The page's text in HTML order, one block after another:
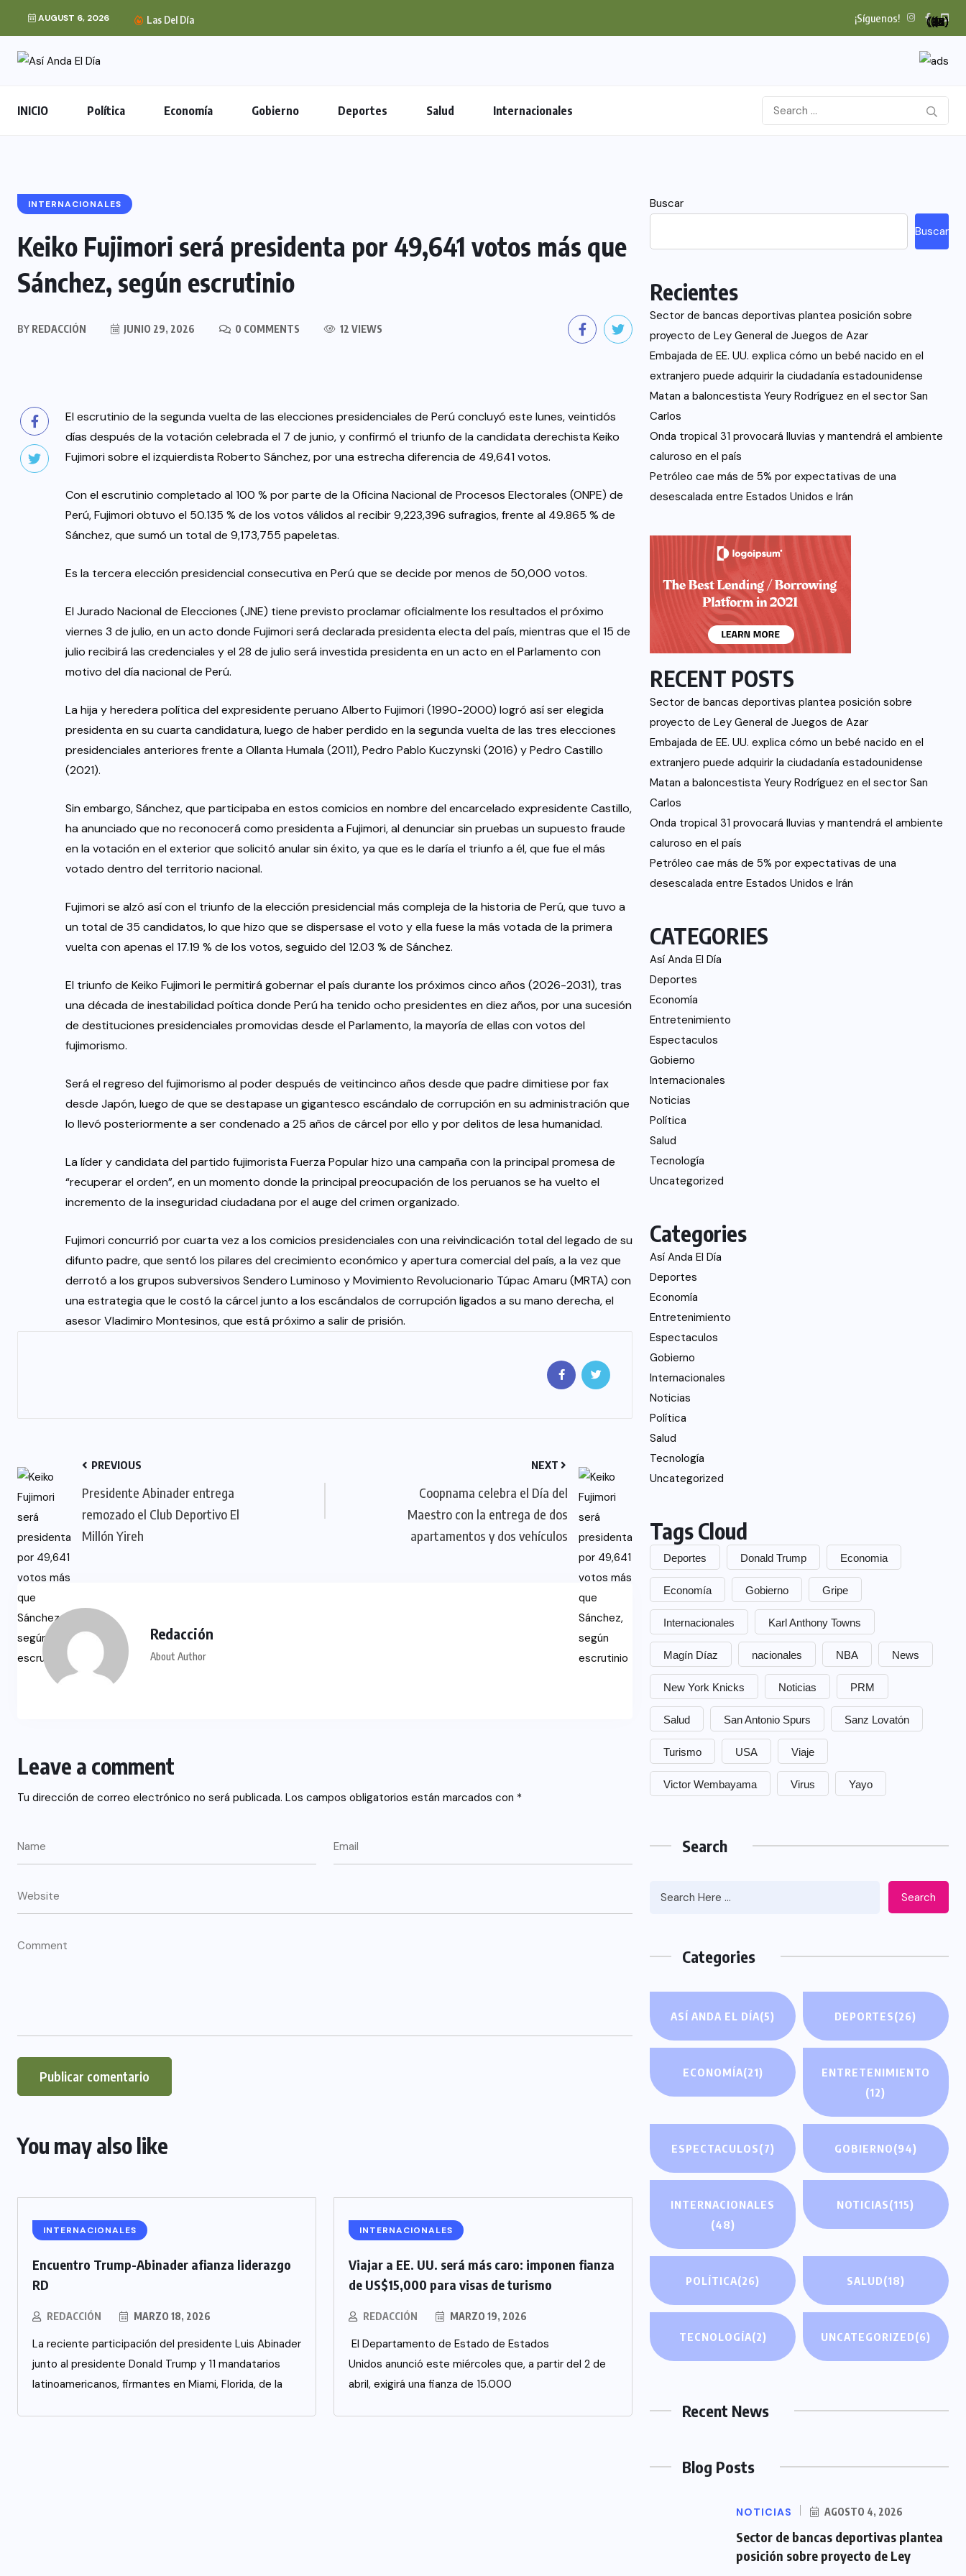
AUGUST 6, 2026 Las Del Día ¡Síguenos!
INICIO Política Economía Gobierno Deportes Salud Internacionales
INTERNACIONALES
Keiko Fujimori será presidenta por 49,641 votos más que
Sánchez, según escrutinio
BY REDACCIÓN JUNIO 29, 2026 0 COMMENTS 12 VIEWS
El escrutinio de la segunda vuelta de las elecciones presidenciales de Perú concluyó este lunes, veintidós
días después de la votación celebrada el 7 de junio, y confirmó el triunfo de la candidata derechista Keiko
Fujimori sobre el izquierdista Roberto Sánchez, por una estrecha diferencia de 49,641 votos.
Con el escrutinio completado al 100 % por parte de la Oficina Nacional de Procesos Electorales (ONPE) de
Perú, Fujimori obtuvo el 50.135 % de los votos válidos al recibir 9,223,396 sufragios, frente al 49.865 % de
Sánchez, que sumó un total de 9,173,755 papeletas.
Es la tercera elección presidencial consecutiva en Perú que se decide por menos de 50,000 votos.
El Jurado Nacional de Elecciones (JNE) tiene previsto proclamar oficialmente los resultados el próximo
viernes 3 de julio, en un acto donde Fujimori será declarada presidenta electa del país, mientras que el 15 de
julio recibirá las credenciales y el 28 de julio será investida presidenta en un acto en el Parlamento con
motivo del día nacional de Perú.
La hija y heredera política del expresidente peruano Alberto Fujimori (1990-2000) logró así ser elegida
presidenta en su cuarta candidatura, luego de haber perdido en la segunda vuelta de las tres elecciones
presidenciales anteriores frente a Ollanta Humala (2011), Pedro Pablo Kuczynski (2016) y Pedro Castillo
(2021).
Sin embargo, Sánchez, que participaba en estos comicios en nombre del encarcelado expresidente Castillo,
ha anunciado que no reconocerá como presidenta a Fujimori, al denunciar sin pruebas un supuesto fraude
en la votación en el exterior que solicitó anular sin éxito, ya que es le daría el triunfo a él, que fue el más
votado dentro del territorio nacional.
Fujimori se alzó así con el triunfo de la elección presidencial más compleja de la historia de Perú, que tuvo a
un total de 35 candidatos, lo que hizo que se dispersase el voto y ella fuese la más votada de la primera
vuelta con apenas el 17.19 % de los votos, seguido del 12.03 % de Sánchez.
El triunfo de Keiko Fujimori le permitirá gobernar el país durante los próximos cinco años (2026-2031), tras
una década de inestabilidad poítica donde Perú ha tenido ocho presidentes en diez años, por una sucesión
de destituciones presidenciales promovidas desde el Parlamento, la mayoría de ellas con votos del
fujimorismo.
Será el regreso del fujimorismo al poder después de veitincinco años desde que padre dimitiese por fax
desde Japón, luego de que se destapase un gigantesco escándalo de corrupción en su administración que
lo llevó posteriormente a ser condenado a 25 años de cárcel por ello y por delitos de lesa humanidad.
La líder y candidata del partido fujimorista Fuerza Popular hizo una campaña con la principal promesa de
“recuperar el orden”, en un momento donde la principal preocupación de los peruanos se ha vuelto el
incremento de la inseguridad ciudadana por el auge del crimen organizado.
Fujimori concurrió por cuarta vez a los comicios presidenciales con una reivindicación total del legado de su
difunto padre, que sentó los pilares del crecimiento económico y apertura comercial del país, a la vez que
derrotó a los grupos subversivos Sendero Luminoso y Movimiento Revolucionario Túpac Amaru (MRTA) con
una estrategia que le costó la cárcel junto a los escándalos de corrupción ligados a su mano derecha, el
asesor Vladimiro Montesinos, que está próximo a salir de prisión.
PREVIOUS
Presidente Abinader entrega
remozado el Club Deportivo El
Millón Yireh
NEXT
Coopnama celebra el Día del
Maestro con la entrega de dos
apartamentos y dos vehículos
Redacción
About Author
Leave a comment
Tu dirección de correo electrónico no será publicada. Los campos obligatorios están marcados con *
You may also like
INTERNACIONALES
Encuentro Trump-Abinader afianza liderazgo
RD
REDACCIÓN MARZO 18, 2026
La reciente participación del presidente Luis Abinader
junto al presidente Donald Trump y 11 mandatarios
latinoamericanos, firmantes en Miami, Florida, de la
INTERNACIONALES
Viajar a EE. UU. será más caro: imponen fianza
de US$15,000 para visas de turismo
REDACCIÓN MARZO 19, 2026
El Departamento de Estado de Estados
Unidos anunció este miércoles que, a partir del 2 de
abril, exigirá una fianza de 15.000
Buscar
Buscar
Recientes
Sector de bancas deportivas plantea posición sobre
proyecto de Ley General de Juegos de Azar
Embajada de EE. UU. explica cómo un bebé nacido en el
extranjero puede adquirir la ciudadanía estadounidense
Matan a baloncestista Yeury Rodríguez en el sector San
Carlos
Onda tropical 31 provocará lluvias y mantendrá el ambiente
caluroso en el país
Petróleo cae más de 5% por expectativas de una
desescalada entre Estados Unidos e Irán
RECENT POSTS
Sector de bancas deportivas plantea posición sobre
proyecto de Ley General de Juegos de Azar
Embajada de EE. UU. explica cómo un bebé nacido en el
extranjero puede adquirir la ciudadanía estadounidense
Matan a baloncestista Yeury Rodríguez en el sector San
Carlos
Onda tropical 31 provocará lluvias y mantendrá el ambiente
caluroso en el país
Petróleo cae más de 5% por expectativas de una
desescalada entre Estados Unidos e Irán
CATEGORIES
Así Anda El Día
(5)
Deportes
(26)
Economía
(21)
Entretenimiento
(12)
Espectaculos
(7)
Gobierno
(94)
Internacionales
(48)
Noticias
(115)
Política
(26)
Salud
(18)
Tecnología
(2)
Uncategorized
(6)
Categories
Así Anda El Día
Deportes
Economía
Entretenimiento
Espectaculos
Gobierno
Internacionales
Noticias
Política
Salud
Tecnología
Uncategorized
Tags Cloud
Deportes Donald Trump Economia
Economía Gobierno Gripe
Internacionales Karl Anthony Towns
Magín Díaz nacionales NBA News
New York Knicks Noticias PRM
Salud San Antonio Spurs Sanz Lovatón
Turismo USA Viaje
Victor Wembayama Virus Yayo
Search
Search
Categories
ASÍ ANDA EL DÍA(5) DEPORTES(26)
ECONOMÍA(21)
ENTRETENIMIENTO
(12)
ESPECTACULOS(7) GOBIERNO(94)
INTERNACIONALES
(48)
NOTICIAS(115)
POLÍTICA(26) SALUD(18)
TECNOLOGÍA(2) UNCATEGORIZED(6)
Recent News
Blog Posts
NOTICIAS AGOSTO 4, 2026
Sector de bancas deportivas plantea
posición sobre proyecto de Ley